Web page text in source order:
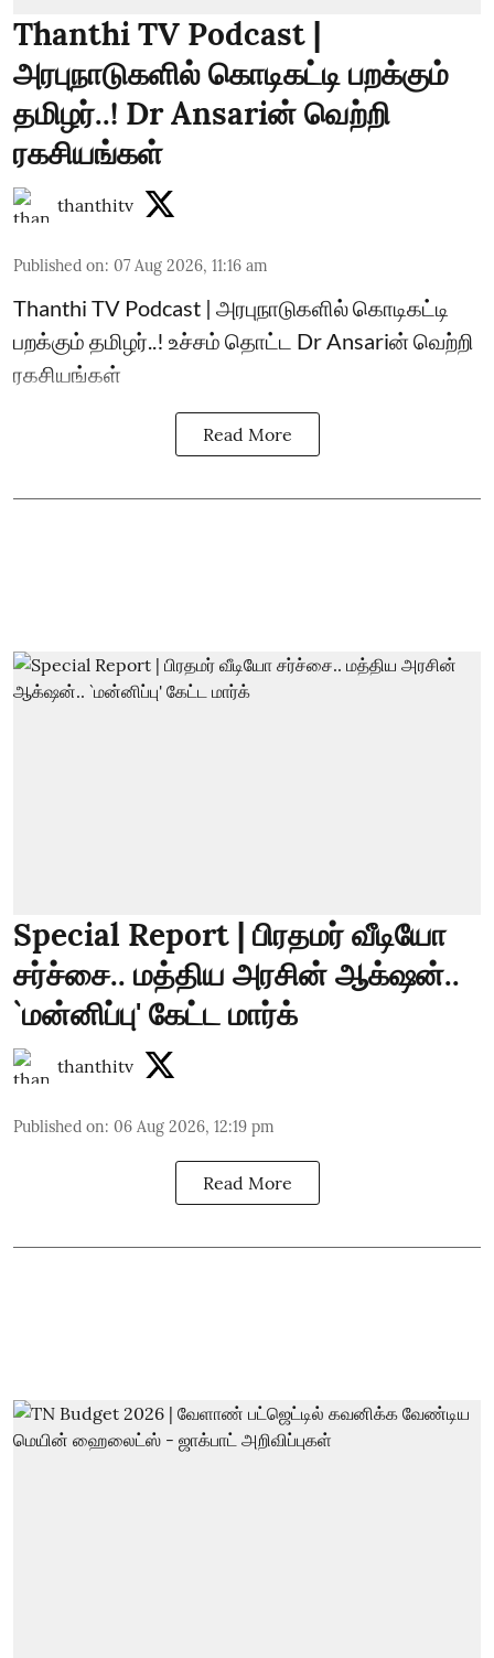
Thanthi TV Podcast |
அரபுநாடுகளில் கொடிகட்டி பறக்கும்
தமிழர்..! Dr Ansariன் வெற்றி
ரகசியங்கள்
thanthitv
Published on: 07 Aug 2026, 11:16 am
Thanthi TV Podcast | அரபுநாடுகளில் கொடிகட்டி
பறக்கும் தமிழர்..! உச்சம் தொட்ட Dr Ansariன் வெற்றி
ரகசியங்கள்
Read More
Special Report | பிரதமர் வீடியோ
சர்ச்சை.. மத்திய அரசின் ஆக்‌ஷன்..
`மன்னிப்பு' கேட்ட மார்க்
thanthitv
Published on: 06 Aug 2026, 12:19 pm
Read More